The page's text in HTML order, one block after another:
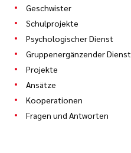
Geschwister
Schulprojekte
Psychologischer Dienst
Gruppenergänzender Dienst
Projekte
Ansätze
Kooperationen
Fragen und Antworten